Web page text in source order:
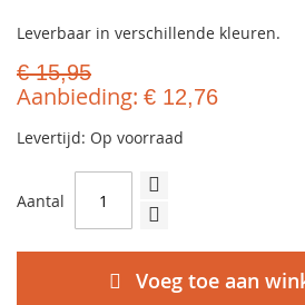
Leverbaar in verschillende kleuren.
€ 15,95
Aanbieding € 12,76
Levertijd: Op voorraad
Aantal
Voeg toe aan